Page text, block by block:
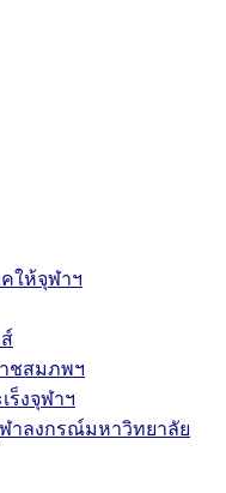
ให้จุฬาฯ
ชสมภพฯ
ร็งจุฬาฯ
าลงกรณ์มหาวิทยาลัย